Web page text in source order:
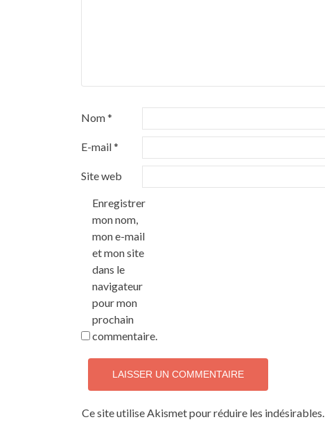
Nom*
E-mail*
Site web
Enregistrer
mon nom,
mon e-mail
et mon site
dans le
navigateur
pour mon
prochain
commentaire.
Ce site utilise Akismet pour réduire les indésirables.